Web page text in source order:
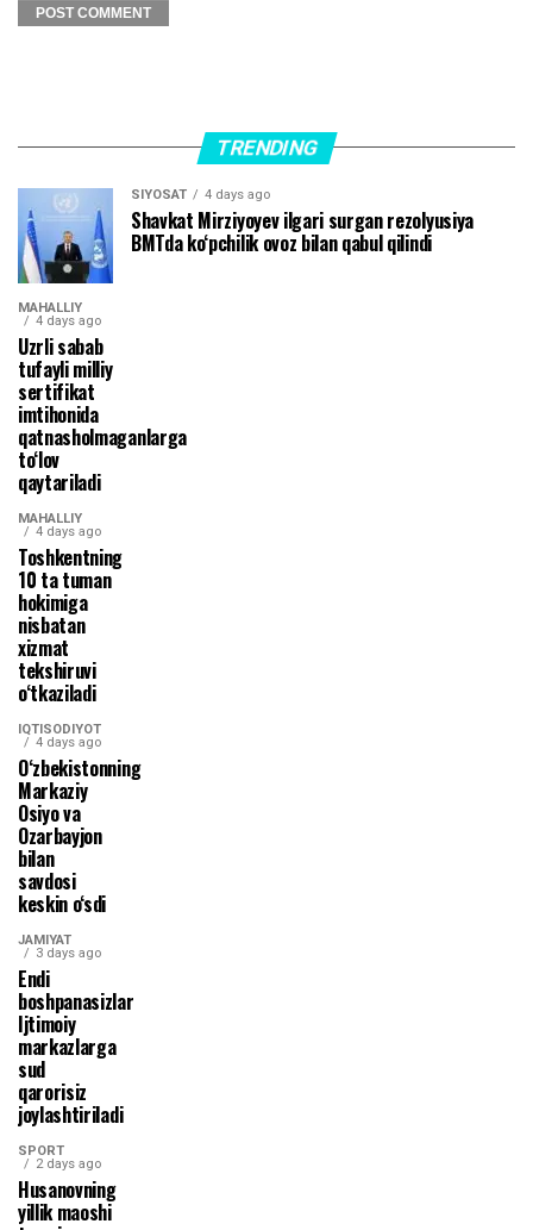
TRENDING
SIYOSAT 4 days ago
Shavkat Mirziyoyev ilgari surgan rezolyusiya
BMTda ko‘pchilik ovoz bilan qabul qilindi
MAHALLIY
4 days ago
Uzrli sabab
tufayli milliy
sertifikat
imtihonida
qatnasholmaganlarga
to‘lov
qaytariladi
MAHALLIY
4 days ago
Toshkentning
10 ta tuman
hokimiga
nisbatan
xizmat
tekshiruvi
o‘tkaziladi
IQTISODIYOT
4 days ago
O‘zbekistonning
Markaziy
Osiyo va
Ozarbayjon
bilan
savdosi
keskin o‘sdi
JAMIYAT
3 days ago
Endi
boshpanasizlar
Ijtimoiy
markazlarga
sud
qarorisiz
joylashtiriladi
SPORT
2 days ago
Husanovning
yillik maoshi